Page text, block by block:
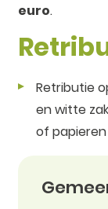
euro.
Retributie
en witte
of papieren
Contact